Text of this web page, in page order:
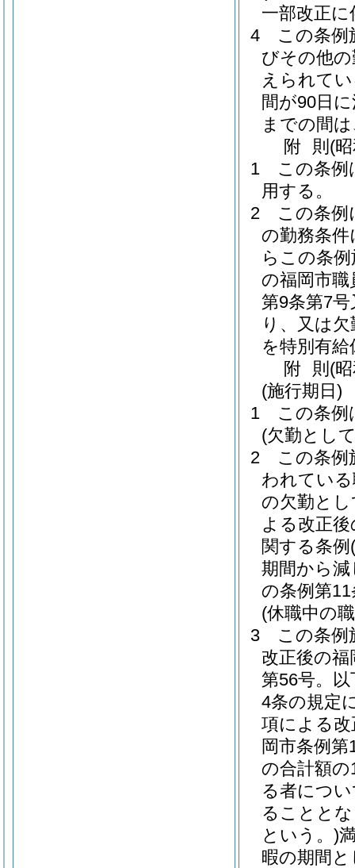
一部改正
4
この条例
びその他
えられて
間が90日
までの間
附 則 (
1
この条例
用する。
2
この条例
の勤務条
らこの条
の福岡市
第9条第7
り、又は
を特別有
附 則 (
(施行期日)
1
この条例
(欠勤とし
2
この条例
われてい
の欠勤と
よる改正
関する条例
期間から
の条例第
(休職中の
3
この条例
改正後の
第56号。
4条の規定
項による
岡市条例第
の合計額
る者につ
ることと
という。)
暇の期間